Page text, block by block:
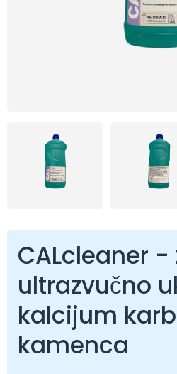
CALcleaner -
ultrazvučno
kalcijum
kamenca